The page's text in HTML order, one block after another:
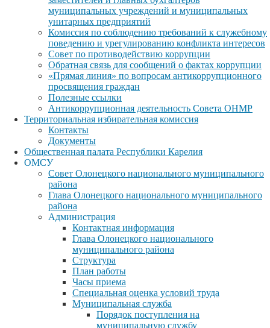
муниципальных учреждений и муниципальных
унитарных предприятий
Комиссия по соблюдению требований к служебному
поведению и урегулированию конфликта интересов
Совет по противодействию коррупции
Обратная связь для сообщений о фактах коррупции
«Прямая линия» по вопросам антикоррупционного
просвящения граждан
Полезные ссылки
Антикоррупционная деятельность Совета ОНМР
Территориальная избирательная комиссия
Контакты
Документы
Общественная палата Республики Карелия
ОМСУ
Совет Олонецкого национального муниципального
района
Глава Олонецкого национального муниципального
района
Администрация
Контактная информация
Глава Олонецкого национального
муниципального района
Структура
План работы
Часы приема
Специальная оценка условий труда
Муниципальная служба
Порядок поступления на
муниципальную службу